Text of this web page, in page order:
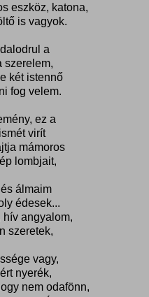
eszköz, katona,
is vagyok.
a
szerelem,
két istennő
fog velem.
ez a
virít
mámoros
lombjait,
álmaim
édesek...
hív angyalom,
szeretek,
vagy,
nyerék,
nem odafönn,